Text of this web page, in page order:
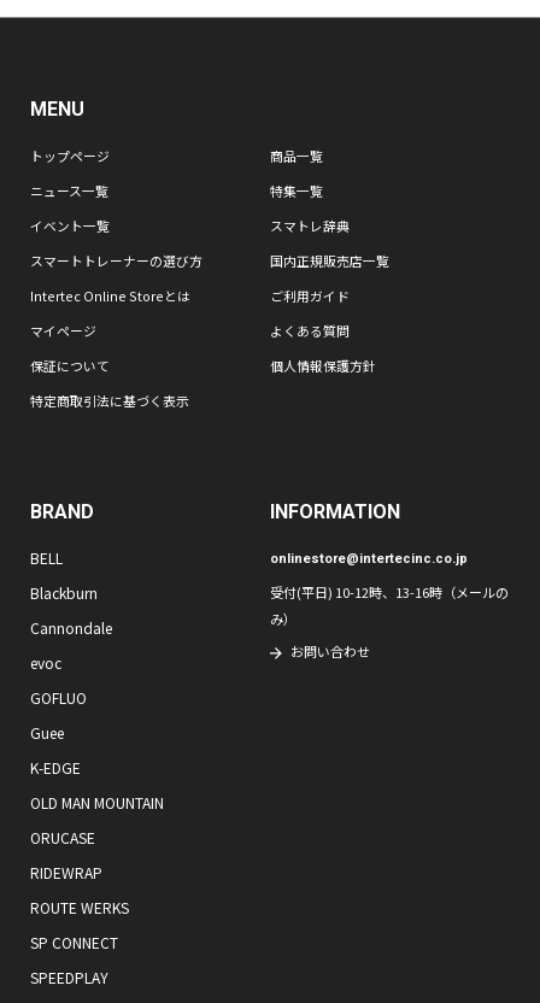
MENU
トップページ
商品一覧
ニュース一覧
特集一覧
イベント一覧
スマトレ辞典
スマートトレーナーの選び方
国内正規販売店一覧
Intertec Online Storeとは
ご利用ガイド
マイページ
よくある質問
保証について
個人情報保護方針
特定商取引法に基づく表示
BRAND
BELL
Blackburn
Cannondale
evoc
GOFLUO
Guee
K-EDGE
OLD MAN MOUNTAIN
ORUCASE
RIDEWRAP
ROUTE WERKS
SP CONNECT
SPEEDPLAY
INFORMATION
onlinestore@intertecinc.co.jp
受付(平日) 10-12時、13-16時（メールの
み）
お問い合わせ